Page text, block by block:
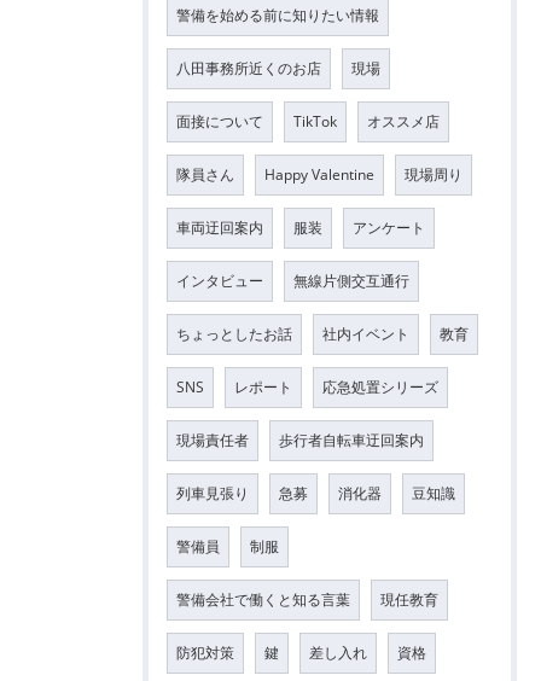
警備を始める前に知りたい情報
八田事務所近くのお店 現場
面接について TikTok オススメ店
隊員さん Happy Valentine 現場周り
車両迂回案内 服装 アンケート
インタビュー 無線片側交互通行
ちょっとしたお話 社内イベント 教育
SNS レポート 応急処置シリーズ
現場責任者 歩行者自転車迂回案内
列車見張り 急募 消化器 豆知識
警備員 制服
警備会社で働くと知る言葉 現任教育
防犯対策 鍵 差し入れ 資格